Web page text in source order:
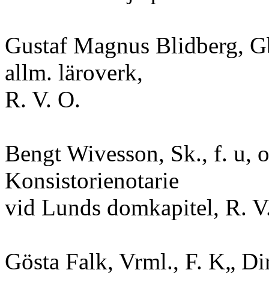
Gustaf Magnus Blidberg,
allm. läroverk,
R. V. O.
Bengt Wivesson, Sk., f. u,
Konsistorienotarie
vid Lunds domkapitel, R.
Gösta Falk, Vrml., F. K„